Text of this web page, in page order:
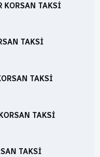
KORSAN TAKSI
TAKSI
TAKSI
TAKSI
TAKSI